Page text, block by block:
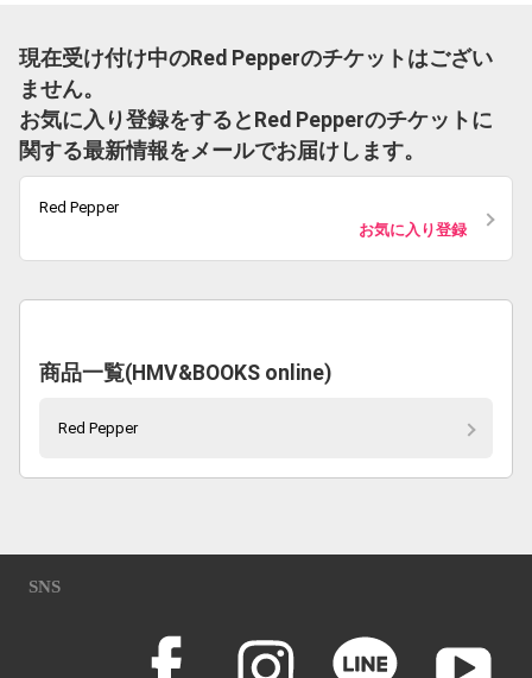
現在受け付け中のRed Pepperのチケットはござい
ません。
お気に入り登録をするとRed Pepperのチケットに
関する最新情報をメールでお届けします。
Red Pepper
お気に入り登録
商品一覧(HMV&BOOKS online)
Red Pepper
SNS